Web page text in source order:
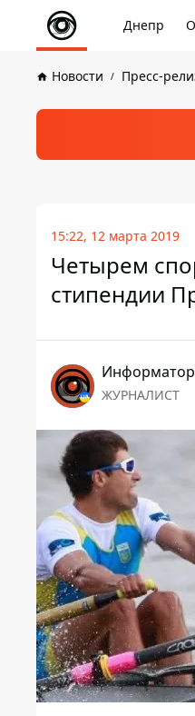
Днепр
Новости Пресс-
15:22, 12 марта 2019
Четырем
стипендии
ЖУРНАЛИСТ